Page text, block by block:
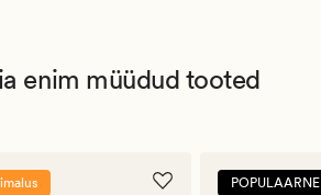
enim müüdud tooted
POPULAARNE